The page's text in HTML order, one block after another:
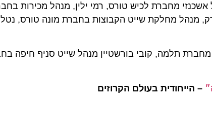
מחברת לכיש טורס, רמי ילין, מנהל מכירות בחברת
מחלקת שייט הקבוצות בחברת מונה טורס, נטלי
תלמה, קובי בורשטיין מנהל שייט סניף חיפה
בעולם הקרוזים